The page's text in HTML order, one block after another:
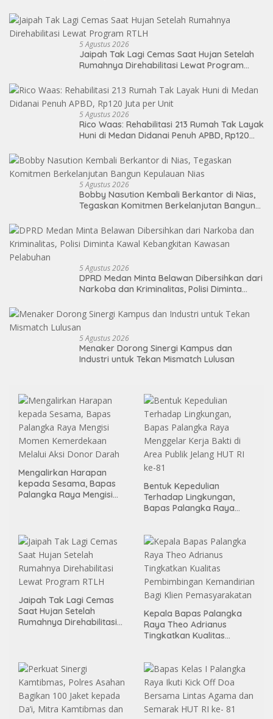
5 Agustus 2026
Jaipah Tak Lagi Cemas Saat Hujan Setelah
Rumahnya Direhabilitasi Lewat Program
5 Agustus 2026
Rico Waas: Rehabilitasi 213 Rumah Tak Layak
Huni di Medan Didanai Penuh APBD, Rp120
5 Agustus 2026
Bobby Nasution Kembali Berkantor di Nias,
Tegaskan Komitmen Berkelanjutan Bangun
5 Agustus 2026
DPRD Medan Minta Belawan Dibersihkan dari
Narkoba dan Kriminalitas, Polisi Diminta
5 Agustus 2026
Menaker Dorong Sinergi Kampus dan
Industri untuk Tekan Mismatch Lulusan
Mengalirkan Harapan
kepada Sesama, Bapas
Palangka Raya Mengisi
Bentuk Kepedulian
Terhadap Lingkungan,
Bapas Palangka Raya
ke-81
Jaipah Tak Lagi Cemas
Saat Hujan Setelah
Rumahnya Direhabilitasi
Kepala Bapas Palangka
Raya Theo Adrianus
Tingkatkan Kualitas
Pemasyarakatan